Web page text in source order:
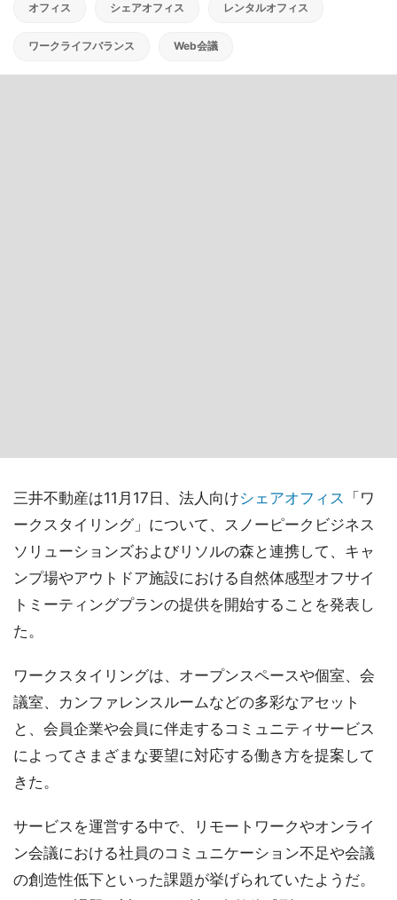
オフィス シェアオフィス レンタルオフィス
ワークライフバランス Web会議
三井不動産は11月17日、法人向けシェアオフィス 「ワ
ークスタイリング」について、スノーピークビジネス
ソリューションズおよびリソルの森と連携して、キャ
ンプ場やアウトドア施設における自然体感型オフサイ
トミーティングプランの提供を開始することを発表し
た。
ワークスタイリングは、オープンスペースや個室、会
議室、カンファレンスルームなどの多彩なアセット
と、会員企業や会員に伴走するコミュニティサービス
によってさまざまな要望に対応する働き方を提案して
きた。
サービスを運営する中で、リモートワークやオンライ
ン会議における社員のコミュニケーション不足や会議
の創造性低下といった課題が挙げられていたようだ。